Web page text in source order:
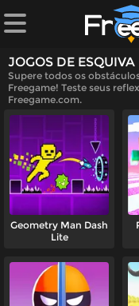
JOGOS DE ESQUIVA
Supere todos os
Freegame! Teste seus
Freegame.com.
Geometry Man Dash
Lite